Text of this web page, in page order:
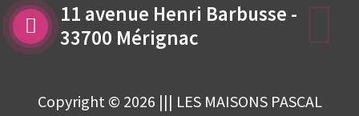
11 avenue Henri Barbusse -
33700 Mérignac
Copyright © 2026 ||| LES MAISONS PASCAL